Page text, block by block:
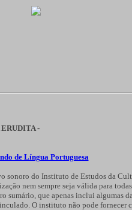
-
de Língua Portuguesa
sonoro do Instituto de Estudos da
nem sempre seja válida para
que apenas inclui algumas
O instituto não pode fornecer